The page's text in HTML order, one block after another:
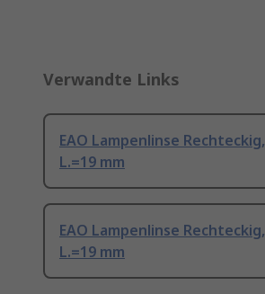
Verwandte Links
EAO Lampenlinse Rechteckig,
L.=19 mm
EAO Lampenlinse Rechteckig,
L.=19 mm